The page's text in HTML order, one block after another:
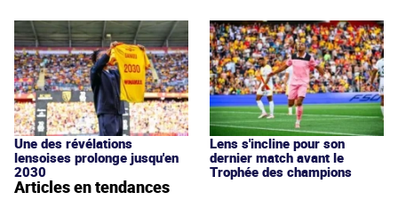
Une des révélations
lensoises prolonge jusqu'en
2030
Lens s'incline pour son
dernier match avant le
Trophée des champions
Articles en tendances